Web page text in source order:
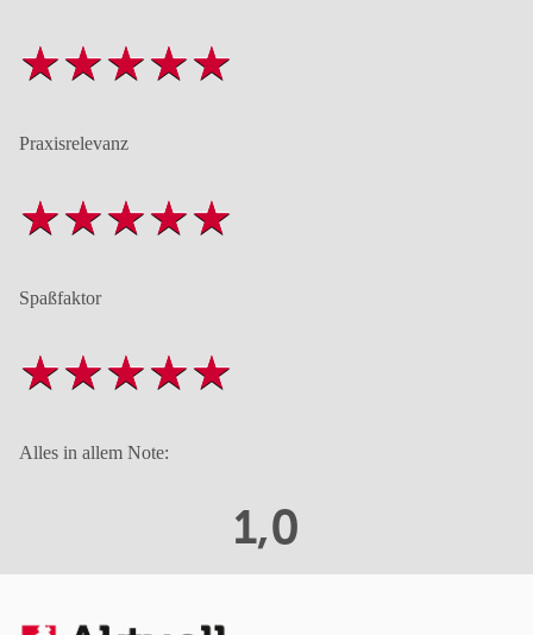
Praxisrelevanz
Spaßfaktor
Alles in allem Note:
1,0